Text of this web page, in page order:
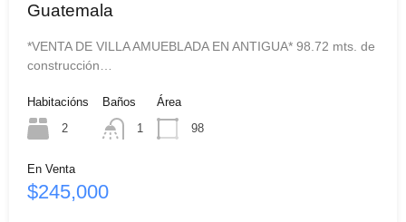
Guatemala
*VENTA DE VILLA AMUEBLADA EN ANTIGUA* 98.72 mts. de
construcción…
Habitacións
2
Baños
1
Área
98
En Venta
$245,000